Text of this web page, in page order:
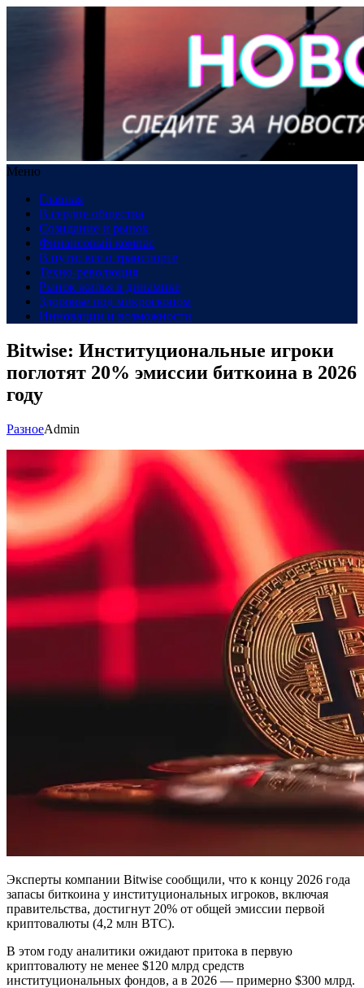
Меню
Главная
В сердце общества
Созидание и рынок
Финансовый компас
В пути: все о транспорте
Техно-революция
Рынок жилья в динамике
Здоровье под микроскопом
Инновации и возможности
Bitwise: Институциональные игроки
поглотят 20% эмиссии биткоина в 2026
году
РазноеAdmin
Эксперты компании Bitwise сообщили, что к концу 2026 года
запасы биткоина у институциональных игроков, включая
правительства, достигнут 20% от общей эмиссии первой
криптовалюты (4,2 млн BTC).
В этом году аналитики ожидают притока в первую
криптовалюту не менее $120 млрд средств
институциональных фондов, а в 2026 — примерно $300 млрд.